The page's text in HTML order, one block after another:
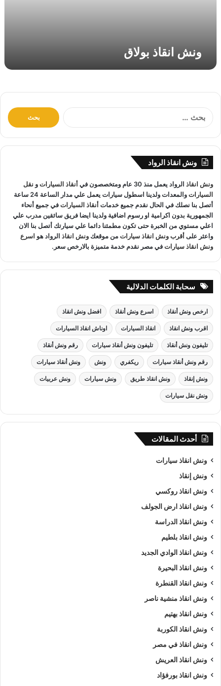
ونش انقاذ بولاق
:
ونش انقاذ الرواد
ونش انقاذ الرواد يعمل منذ 30 عام ومتخصصون في أنقاذ السياراتو نقل
السيارات
والمعدات ولدينا اسطول سيارات يعمل علي مدار الساعة 24 ساعة
أتصل بنا نصلك في الحال نقدم جميع خدماتأنقاذ السياراتفي جميع أنحاء
الجمهورية بدون اكرامية او رسوم اضافية ولدينا ايضا فريق سائقين مدرب علي
اعلي مستوي من الخبرة حتى تكون مطمئنا دائما علي سيارتك أتصل بنا الان
واعثر علىأقرب ونش انقاذ سياراتمن موقعك ونش انقاذ الرواد هو اسرع
ونش انقاذ سياراتفي مصر نقدم خدمة متميزة بالارخص سعر.
سحابة الكلمات الدلالية
ارخص ونش أنقاذ اسرع ونش أنقاذ افضل ونش انقاذ
اقرب ونش انقاذ انقاذ السيارات اوناش انقاذ السيارات
تليفون ونش أنقاذ تليفون ونش أنقاذ سيارات رقم ونش أنقاذ
رقم ونش أنقاذ سيارات ريكفري ونش ونش أنقاذ سيارات
ونش إنقاذ ونش انقاذ طريق ونش سيارات ونش عربيات
ونش نقل سيارات
أحدث المقالات
ونش انقاذ سيارات
ونش إنقاذ
ونش انقاذ روكسي
ونش انقاذ ارض الجولف
ونش انقاذ الدراسة
ونش انقاذ بلطيم
ونش انقاذ الوادي الجديد
ونش انقاذ البحيرة
ونش انقاذ القنطرة
ونش انقاذ منشية ناصر
ونش انقاذ بهتيم
ونش انقاذ الكوربة
ونش انقاذ في مصر
ونش انقاذ العريش
ونش انقاذ بورفؤاد